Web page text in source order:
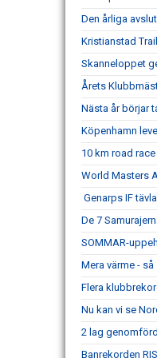
Den årliga
Kristianstad
Skanneloppet
Årets
Nästa år börjar
Köpenhamn
10 km road
World Masters
Genarps IF
De 7
SOMMAR-
Mera värme -
Flera
Nu kan vi se
2 lag
Banrekorden